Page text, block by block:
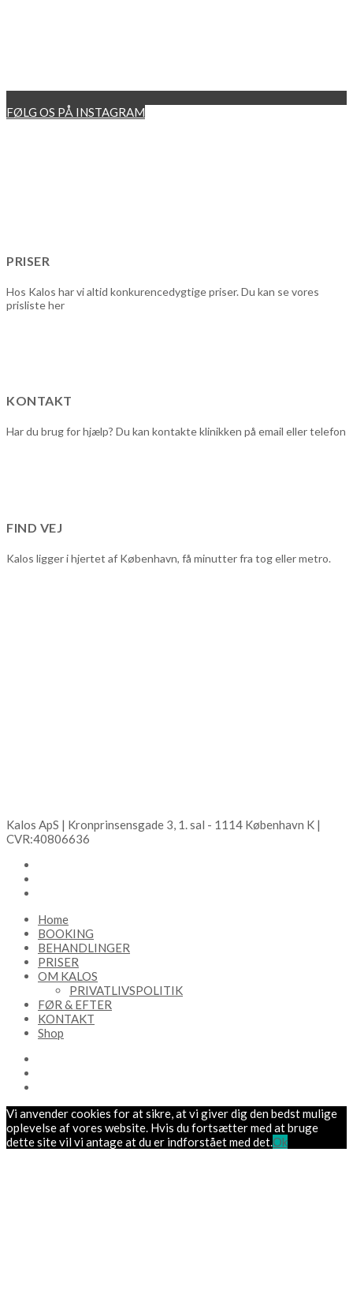
FØLG OS PÅ INSTAGRAM
PRISER
Hos Kalos har vi altid konkurencedygtige priser. Du kan se vores
prisliste her
KONTAKT
Har du brug for hjælp? Du kan kontakte klinikken på email eller telefon
FIND VEJ
Kalos ligger i hjertet af København, få minutter fra tog eller metro.
Kalos ApS | Kronprinsensgade 3, 1. sal - 1114 København K |
CVR:40806636
Home
BOOKING
BEHANDLINGER
PRISER
OM KALOS
PRIVATLIVSPOLITIK
FØR & EFTER
KONTAKT
Shop
Vi anvender cookies for at sikre, at vi giver dig den bedst mulige
oplevelse af vores website. Hvis du fortsætter med at bruge
dette site vil vi antage at du er indforstået med det.Ok